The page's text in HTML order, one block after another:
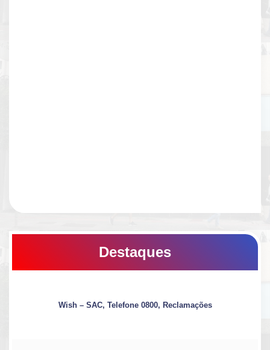
Destaques
Wish – SAC, Telefone 0800, Reclamações